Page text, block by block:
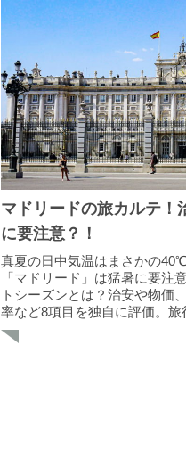
マドリードの旅カルテ
に要注意？！
真夏の日中気温はまさかの
「マドリード」は猛暑に要注
トシーズンとは？治安や物価
率など8項目を独自に評価。旅